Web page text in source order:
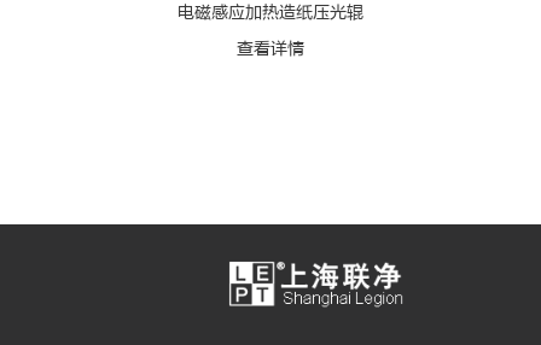
电磁感应加热造纸压光辊
查看详情